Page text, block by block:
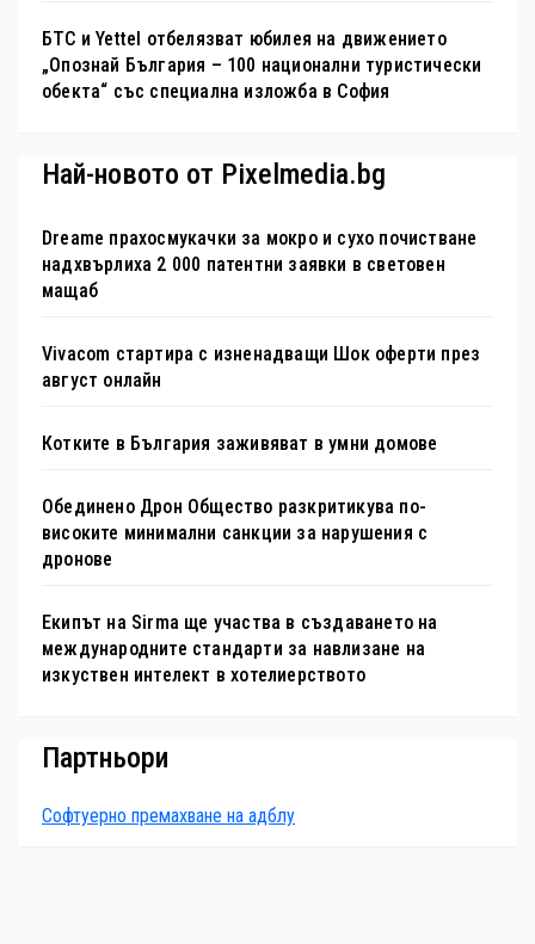
БТС и Yettel отбелязват юбилея на движението
„Опознай България – 100 национални туристически
обекта“ със специална изложба в София
Най-новото от Pixelmedia.bg
Dreame прахосмукачки за мокро и сухо почистване
надхвърлиха 2 000 патентни заявки в световен
мащаб
Vivacom стартира с изненадващи Шок оферти през
август онлайн
Котките в България заживяват в умни домове
Обединено Дрон Общество разкритикува по-
високите минимални санкции за нарушения с
дронове
Екипът на Sirma ще участва в създаването на
международните стандарти за навлизане на
изкуствен интелект в хотелиерството
Партньори
Софтуерно премахване на адблу